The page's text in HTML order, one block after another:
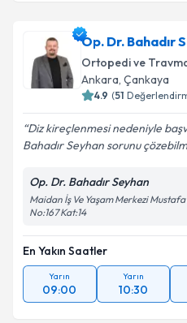
Op. Dr. Bahadır
Ortopedi ve
Ankara, Çankaya
4.9 (51
Diz kireçlenmesi nedeniyle
Bahadır Seyhan sorunu
Op. Dr. Bahadır Seyhan
Maidan İş Ve Yaşam Merkezi
No:167 Kat:14
En Yakın Saatler
Yarın
09:00
Yarın
10:30